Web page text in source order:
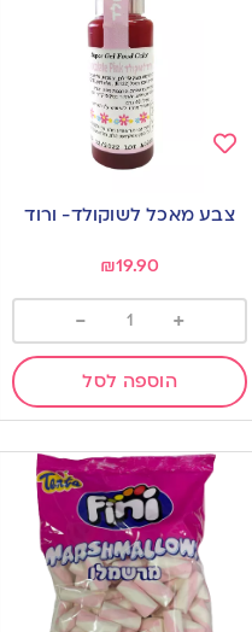
toצבע מאכל לשוקולד- ורוד
₪19.90
+
-
הוספה לסל